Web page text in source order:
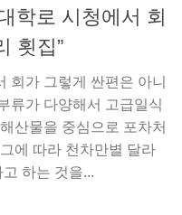
학로 시청에서 회
횟집”
회가 그렇게 싼편은 아니
류가 다양해서 고급일식
산물을 중심으로 포차처
에 따라 천차만별 달라
하는 것을...